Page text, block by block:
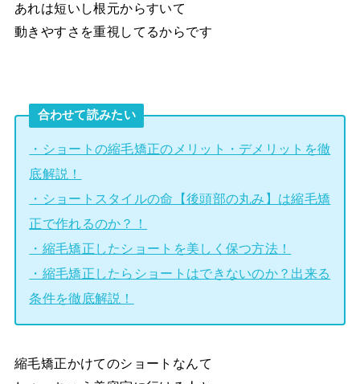
あれは短いし根元からすいて
動きやすさを重視してるからです
合わせて読みたい
・ショートの縮毛矯正のメリット・デメリットを徹
底解説！
・ショートスタイルの命【後頭部の丸み】は縮毛矯
正で作れるのか？！
・縮毛矯正したショートを美しく保つ方法！
・縮毛矯正したらショートはできないのか？出来る
条件を徹底解説！
縮毛矯正かけてのショートなんて